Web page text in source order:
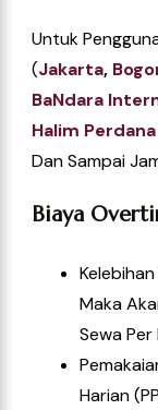
Untuk
(Jakarta,
BaNdara
Halim
Dan Sampai
Biaya
Maka
Sewa Per
Harian